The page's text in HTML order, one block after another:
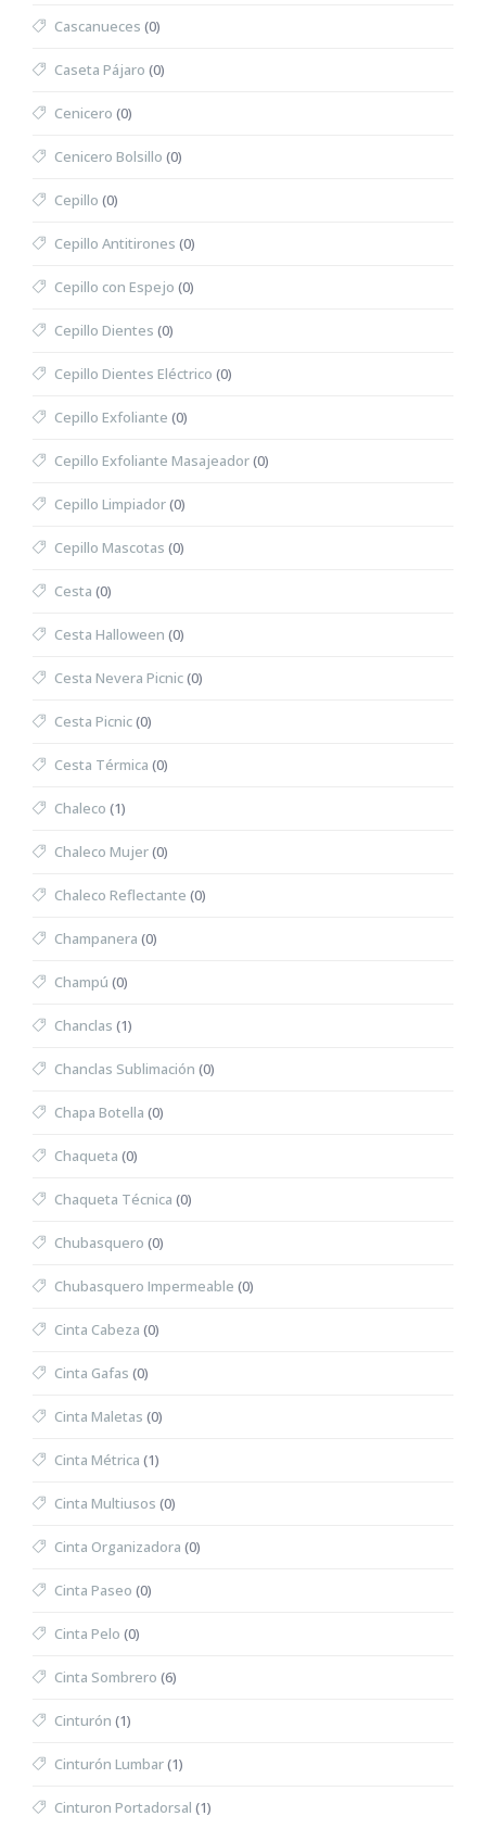
Cascanueces (0)
Caseta Pájaro (0)
Cenicero (0)
Cenicero Bolsillo (0)
Cepillo (0)
Cepillo Antitirones (0)
Cepillo con Espejo (0)
Cepillo Dientes (0)
Cepillo Dientes Eléctrico (0)
Cepillo Exfoliante (0)
Cepillo Exfoliante Masajeador(0)
Cepillo Limpiador(0)
Cepillo Mascotas (0)
Cesta (0)
Cesta Halloween (0)
Cesta Nevera Picnic(0)
Cesta Picnic(0)
Cesta Térmica (0)
Chaleco (1)
Chaleco Mujer(0)
Chaleco Reflectante (0)
Champanera (0)
Champú (0)
Chanclas (1)
Chanclas Sublimación (0)
Chapa Botella (0)
Chaqueta (0)
Chaqueta Técnica (0)
Chubasquero (0)
Chubasquero Impermeable (0)
Cinta Cabeza (0)
Cinta Gafas (0)
Cinta Maletas (0)
Cinta Métrica (1)
Cinta Multiusos (0)
Cinta Organizadora (0)
Cinta Paseo (0)
Cinta Pelo (0)
Cinta Sombrero (6)
Cinturón (1)
Cinturón Lumbar(1)
Cinturon Portadorsal (1)